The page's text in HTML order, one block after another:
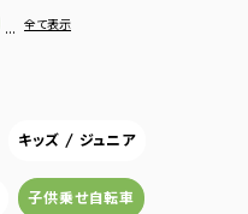
… 全て表示
キッズ / ジュニア
子供乗せ自転車